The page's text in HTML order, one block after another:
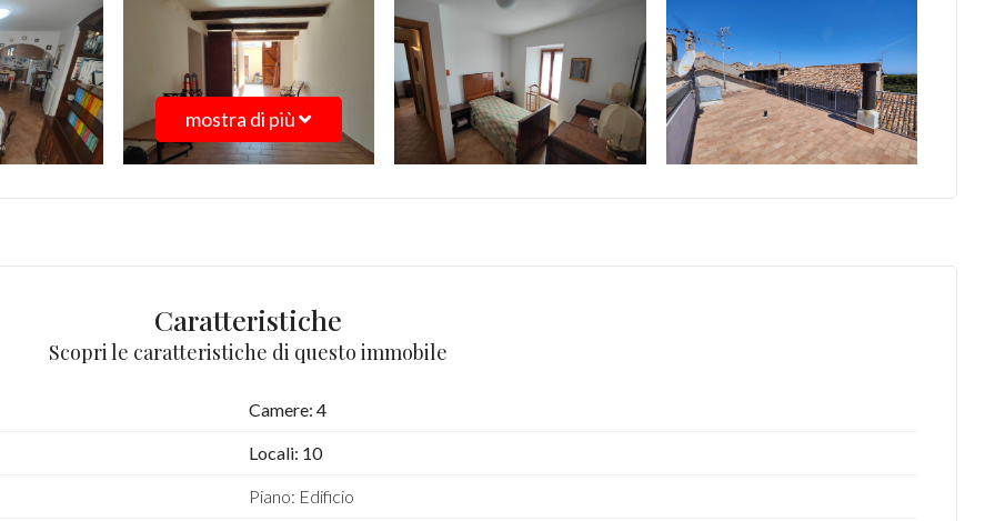
mostra di più
Caratteristiche
Scopri le caratteristiche di questo immobile
Camere: 4
Locali: 10
Piano: Edificio